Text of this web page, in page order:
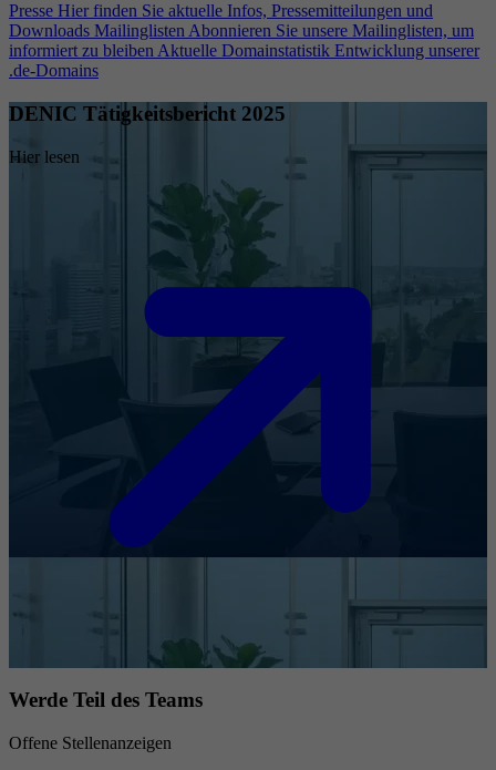
Presse Hier finden Sie aktuelle Infos, Pressemitteilungen und
Downloads Mailinglisten Abonnieren Sie unsere Mailinglisten, um
informiert zu bleiben Aktuelle Domainstatistik Entwicklung unserer
.de-Domains
DENIC Tätigkeitsbericht 2025
Hier lesen
Werde Teil des Teams
Offene Stellenanzeigen